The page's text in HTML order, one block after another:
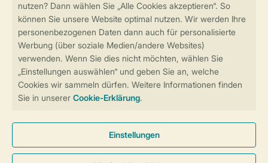
Sicherstellung Deiner Privatsphäre
Sichere Datenübertragung
Sicheres Bezahlen